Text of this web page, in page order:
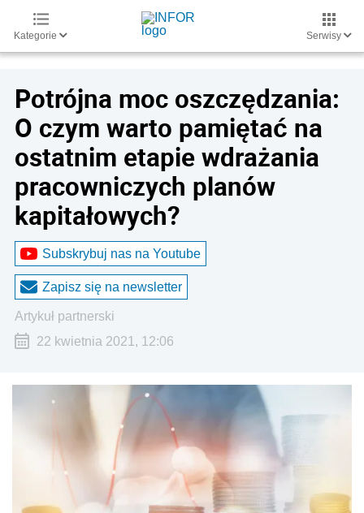
Kategorie Serwisy
Potrójna moc oszczędzania:
O czym warto pamiętać na
ostatnim etapie wdrażania
pracowniczych planów
kapitałowych?
Subskrybuj nas na Youtube
Zapisz się na newsletter
artykuł partnerski
22 kwietnia 2021, 12:06